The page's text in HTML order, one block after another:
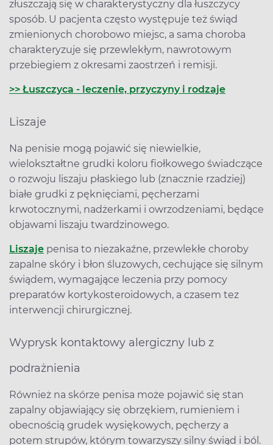
złuszczają się w charakterystyczny dla łuszczycy
sposób. U pacjenta często występuje też świąd
zmienionych chorobowo miejsc, a sama choroba
charakteryzuje się przewlekłym, nawrotowym
przebiegiem z okresami zaostrzeń i remisji.
>> Łuszczyca - leczenie, przyczyny i rodzaje
Liszaje
Na penisie mogą pojawić się niewielkie,
wielokształtne grudki koloru fiołkowego świadczące
o rozwoju liszaju płaskiego lub (znacznie rzadziej)
białe grudki z pęknięciami, pęcherzami
krwotocznymi, nadżerkami i owrzodzeniami, będące
objawami liszaju twardzinowego.
Liszaje penisa to niezakaźne, przewlekłe choroby
zapalne skóry i błon śluzowych, cechujące się silnym
świądem, wymagające leczenia przy pomocy
preparatów kortykosteroidowych, a czasem tez
interwencji chirurgicznej.
Wyprysk kontaktowy alergiczny lub z
podrażnienia
Również na skórze penisa może pojawić się stan
zapalny objawiający się obrzękiem, rumieniem i
obecnością grudek wysiękowych, pęcherzy a
potem strupów, którym towarzyszy silny świąd i ból.